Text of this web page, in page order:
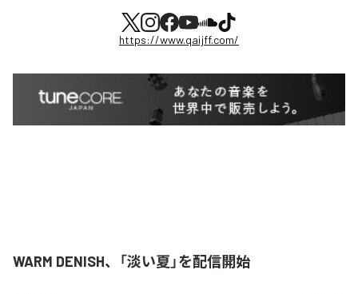
https://www.qaijff.com/
WARM DENISH、「淡い夏」を配信開始